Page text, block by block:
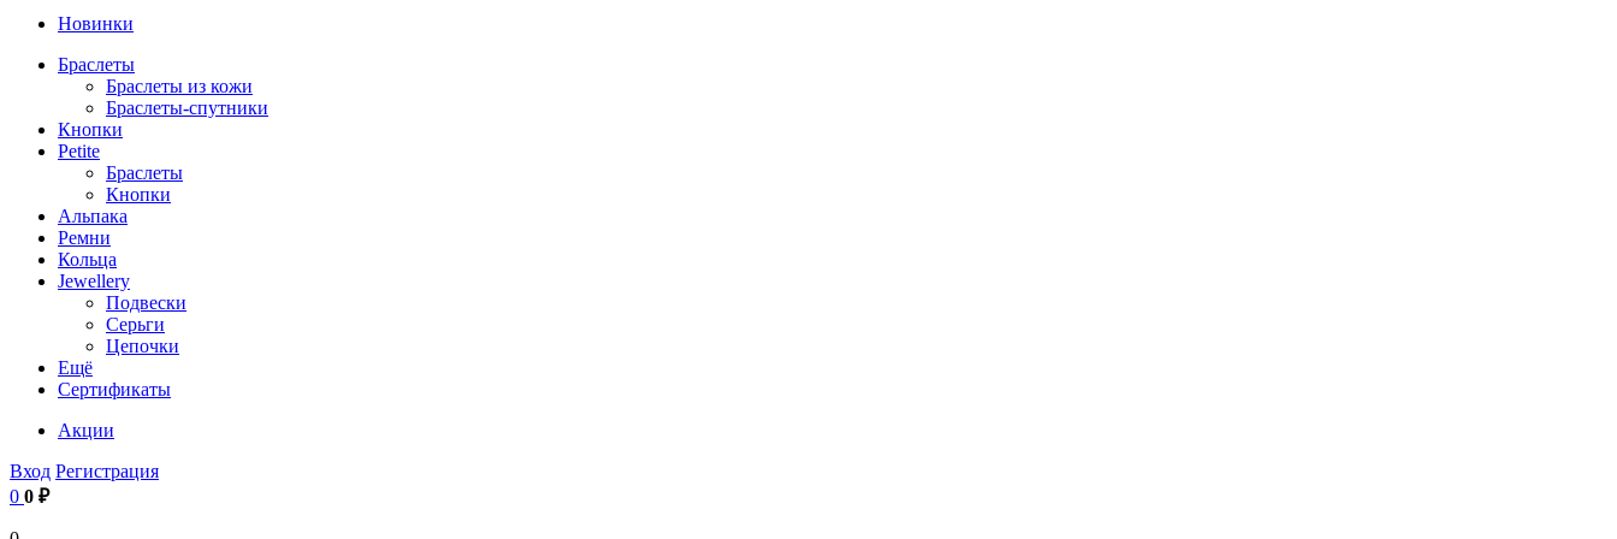
Новинки
Браслеты
Браслеты из кожи
Браслеты-спутники
Кнопки
Petite
Браслеты
Кнопки
Альпака
Ремни
Кольца
Jewellery
Подвески
Серьги
Цепочки
Ещё
Сертификаты
Акции
Вход Регистрация
0 0 ₽